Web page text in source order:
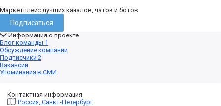
Маркетплейс лучших каналов, чатов и ботов
Подписаться
Информация о проекте
Блог команды 1
Обсуждение компании
Подписчики 2
Вакансии
Упоминания в СМИ
Контактная информация
Россия, Санкт-Петербург